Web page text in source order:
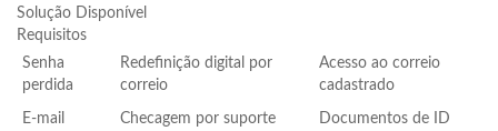
Solução Disponível
Requisitos
Senha
perdida
Redefinição digital por
correio
Acesso ao correio
cadastrado
E-mail
Checagem por suporte
Documentos de ID